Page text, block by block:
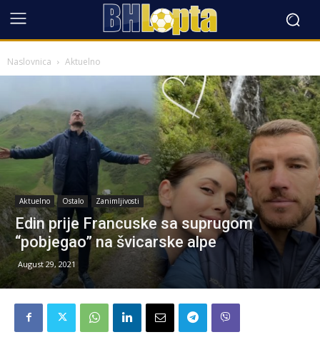
Naslovnica Aktuelno
Aktuelno Ostalo Zanimljivosti
Edin prije Francuske sa suprugom
“pobjegao” na švicarske alpe
August 29, 2021